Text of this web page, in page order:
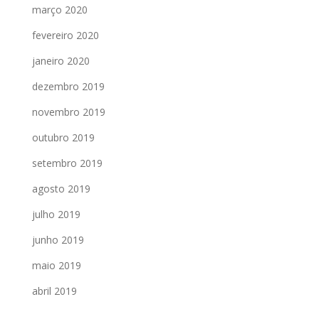
março 2020
fevereiro 2020
janeiro 2020
dezembro 2019
novembro 2019
outubro 2019
setembro 2019
agosto 2019
julho 2019
junho 2019
maio 2019
abril 2019